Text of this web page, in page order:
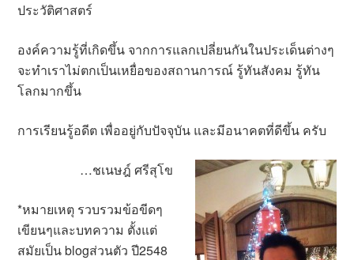
ประวัติศาสตร์
องค์ความรู้ที่เกิดขึ้น จากการแลกเปลี่ยนกันในประเด็นต่างๆ
จะทำเราไม่ตกเป็นเหยื่อของสถานการณ์ รู้ทันสังคม รู้ทัน
โลกมากขึ้น
การเรียนรู้อดีต เพื่ออยู่กับปัจจุบัน และมีอนาคตที่ดีขึ้น ครับ
…ชเนษฎ์ ศรีสุโข
*หมายเหตุ รวบรวมข้อขีดๆ
เขียนๆและบทความ ตั้งแต่
สมัยเป็น blogส่วนตัว ปี2548